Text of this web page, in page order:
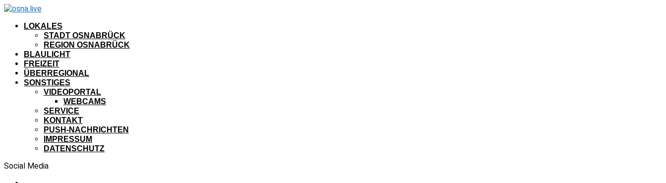
LOKALES
STADT OSNABRÜCK
REGION OSNABRÜCK
BLAULICHT
FREIZEIT
ÜBERREGIONAL
SONSTIGES
VIDEOPORTAL
WEBCAMS
SERVICE
KONTAKT
PUSH-NACHRICHTEN
IMPRESSUM
DATENSCHUTZ
Social Media